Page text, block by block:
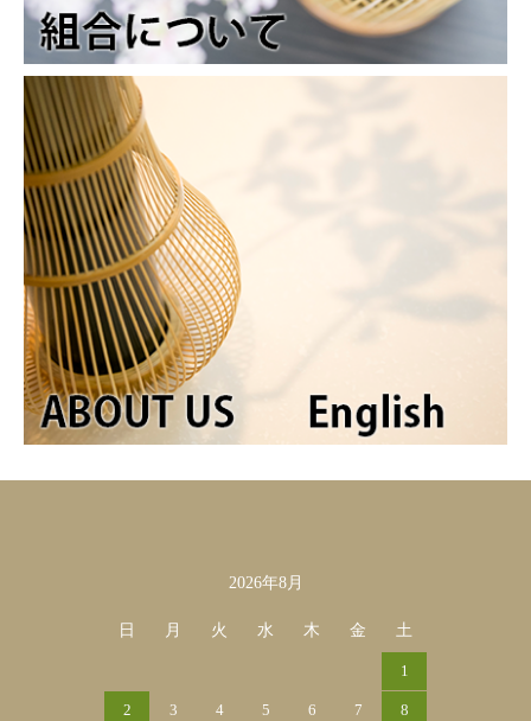
2026年8月
日 月 火 水 木 金 土
1
2 3 4 5 6 7 8